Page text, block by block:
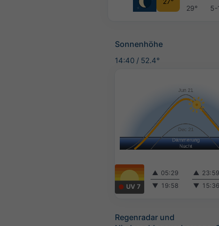
29° 5-
Sonnenhöhe
14:40 / 52.4°
UV 7
▲ 05:29
▼ 19:58
▲
▼
Regenradar und